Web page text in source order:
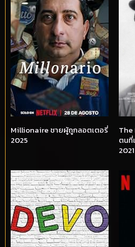
Millionaire ชายผู้ถูกลอตเตอรี่
2025
The
ตนที่
2021